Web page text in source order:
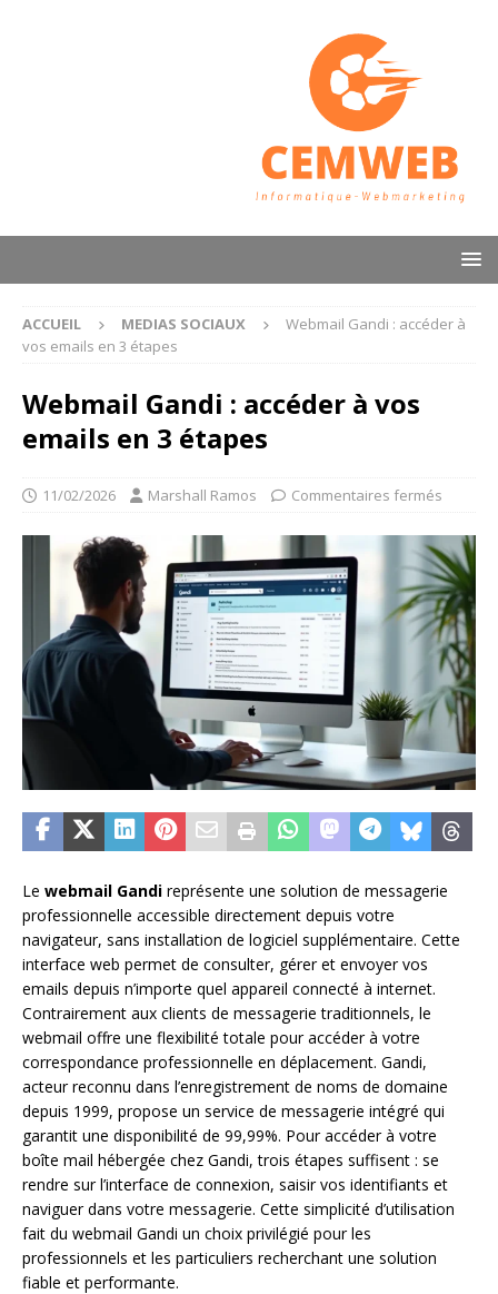
ACCUEIL MEDIAS SOCIAUX
Webmail Gandi : accéder à
vos emails en 3 étapes
Webmail Gandi : accéder à vos
emails en 3 étapes
11/02/2026 Marshall Ramos Commentaires fermés
Le webmail Gandi représente une solution de messagerie
professionnelle accessible directement depuis votre
navigateur, sans installation de logiciel supplémentaire. Cette
interface web permet de consulter, gérer et envoyer vos
emails depuis n’importe quel appareil connecté à internet.
Contrairement aux clients de messagerie traditionnels, le
webmail offre une flexibilité totale pour accéder à votre
correspondance professionnelle en déplacement. Gandi,
acteur reconnu dans l’enregistrement de noms de domaine
depuis 1999, propose un service de messagerie intégré qui
garantit une disponibilité de 99,99%. Pour accéder à votre
boîte mail hébergée chez Gandi, trois étapes suffisent : se
rendre sur l’interface de connexion, saisir vos identifiants et
naviguer dans votre messagerie. Cette simplicité d’utilisation
fait du webmail Gandi un choix privilégié pour les
professionnels et les particuliers recherchant une solution
fiable et performante.